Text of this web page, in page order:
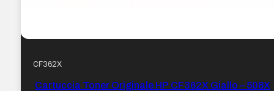
CF362X
Cartuccia Toner Originale HP CF362X Giallo – 508X